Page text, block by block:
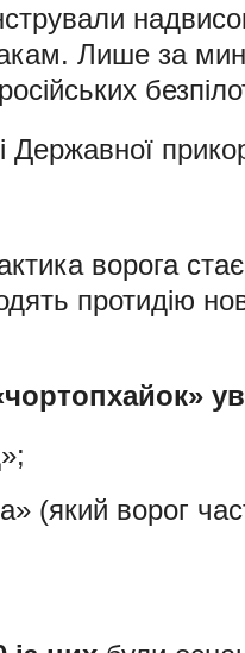
Лише за
ворога
протидію
(який ворог